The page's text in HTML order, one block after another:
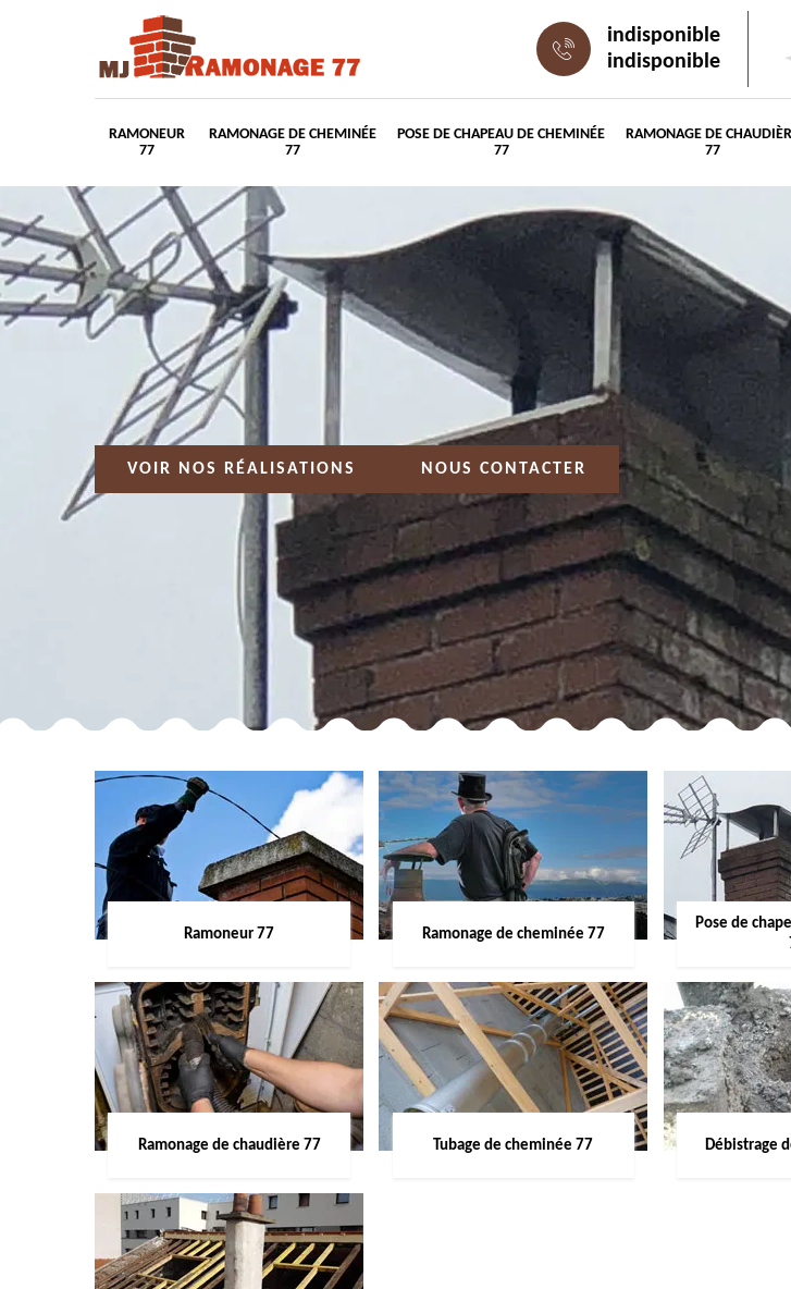
indisponible
indisponible
RAMONEUR
77
RAMONAGE DE CHEMINÉE
77
POSE DE CHAPEAU DE CHEMINÉE
77
RAMONAGE DE
77
VOIR NOS RÉALISATIONS NOUS CONTACTER
Ramoneur 77 Ramonage de cheminée 77
Pose de
Ramonage de chaudière 77 Tubage de cheminée 77 Débistrage